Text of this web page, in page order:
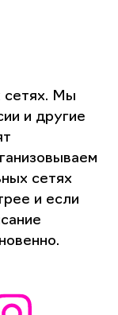
сетях. Мы
и другие
сетях
и если